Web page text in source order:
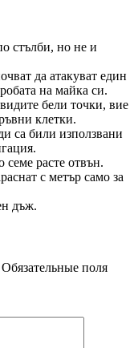
стълби, но не и
да атакуват един
на майка си.
бели точки, вие
клетки.
са били използвани
семе расте отвън.
с метър само за
дъж.
Обязательные поля